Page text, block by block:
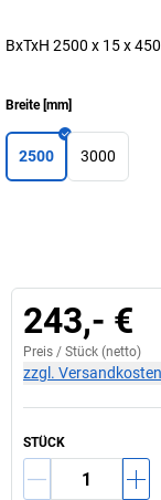
BxTxH 2500 x 15 x
Breite[mm]
2500 3000
243,- €
Preis / Stück (netto)
zzgl. Versandkosten
STÜCK